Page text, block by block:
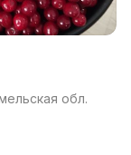
обл.